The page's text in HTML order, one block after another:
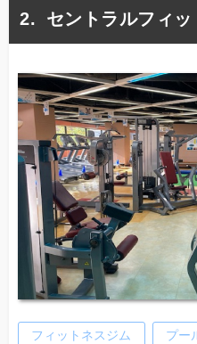
セントラルフィ
フィットネスジム プー